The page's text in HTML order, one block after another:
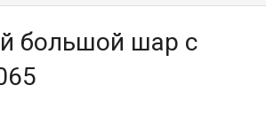
большой шар с